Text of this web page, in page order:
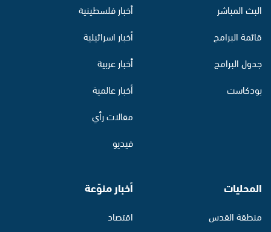
البث المباشر
قائمة البرامج
جدول البرامج
بودكاست
أخبار فلسطينية
أخبار اسرائيلية
أخبار عربية
أخبار عالمية
مقالات رأي
فيديو
المحليات
منطقة القدس
أخبار منوّعة
اقتصاد